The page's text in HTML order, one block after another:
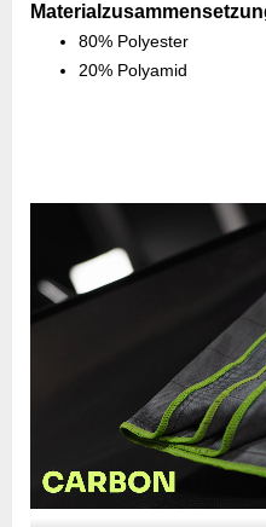
80% Polyester
20% Polyamid